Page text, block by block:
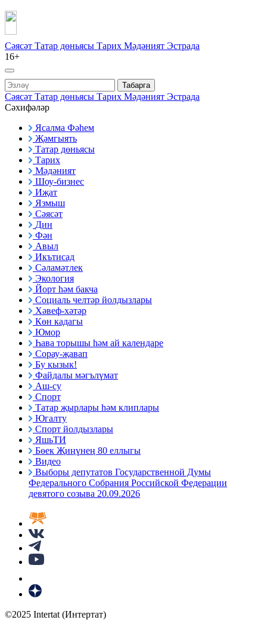
Сәясәт Татар дөньясы Тарих Мәдәният Эстрада
16+
Табарга
Сәясәт Татар дөньясы Тарих Мәдәният Эстрада
Сәхифәләр
Ясалма Фәһем
Җәмгыять
Татар дөньясы
Тарих
Мәдәният
Шоу-бизнес
Иҗат
Язмыш
Сәясәт
Дин
Фән
Авыл
Икътисад
Сәламәтлек
Экология
Йорт һәм бакча
Социаль челтәр йолдызлары
Хәвеф-хәтәр
Көн кадагы
Юмор
Һава торышы һәм ай календаре
Сорау-җавап
Бу кызык!
Файдалы мәгълүмат
Аш-су
Спорт
Татар җырлары һәм клиплары
Югалту
Спорт йолдызлары
ЯшьТИ
Бөек Җиңүнең 80 еллыгы
Видео
Выборы депутатов Государственной Думы
Федерального Собрания Российской Федерации
девятого созыва 20.09.2026
©2025 Intertat (Интертат)